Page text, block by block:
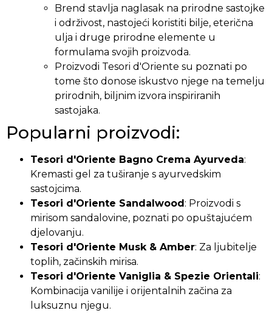
Brend stavlja naglasak na prirodne sastojke
i održivost, nastojeći koristiti bilje, eterična
ulja i druge prirodne elemente u
formulama svojih proizvoda.
Proizvodi Tesori d'Oriente su poznati po
tome što donose iskustvo njege na temelju
prirodnih, biljnim izvora inspiriranih
sastojaka.
Popularni proizvodi:
Tesori d'Oriente Bagno Crema Ayurveda:
Kremasti gel za tuširanje s ayurvedskim
sastojcima.
Tesori d'Oriente Sandalwood: Proizvodi s
mirisom sandalovine, poznati po opuštajućem
djelovanju.
Tesori d'Oriente Musk & Amber: Za ljubitelje
toplih, začinskih mirisa.
Tesori d'Oriente Vaniglia & Spezie Orientali:
Kombinacija vanilije i orijentalnih začina za
luksuznu njegu.